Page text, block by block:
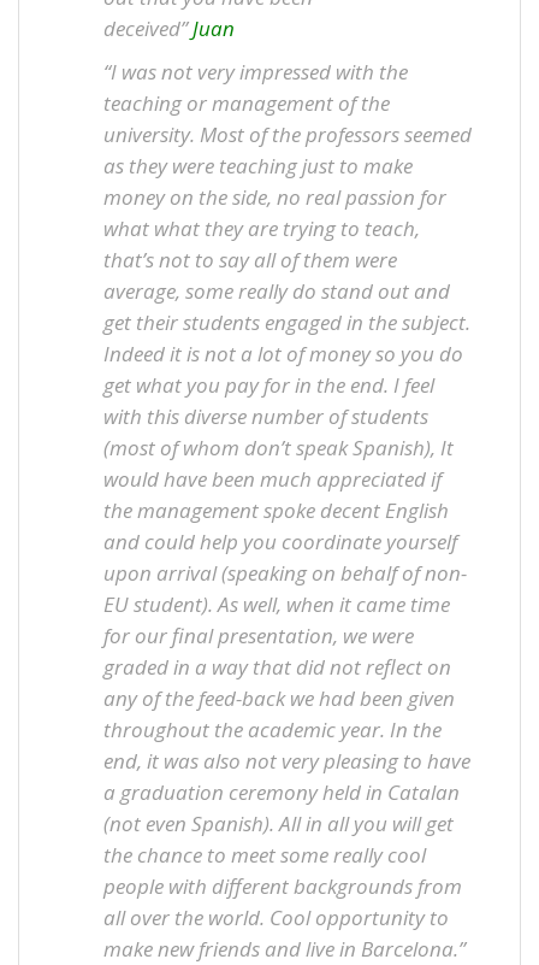
deceived”Juan
“I was not very impressed with the
teaching or management of the
university. Most of the professors seemed
as they were teaching just to make
money on the side, no real passion for
what what they are trying to teach,
that’s not to say all of them were
average, some really do stand out and
get their students engaged in the subject.
Indeed it is not a lot of money so you do
get what you pay for in the end. I feel
with this diverse number of students
(most of whom don’t speak Spanish), It
would have been much appreciated if
the management spoke decent English
and could help you coordinate yourself
upon arrival (speaking on behalf of non-
EU student). As well, when it came time
for our final presentation, we were
graded in a way that did not reflect on
any of the feed-back we had been given
throughout the academic year. In the
end, it was also not very pleasing to have
a graduation ceremony held in Catalan
(not even Spanish). All in all you will get
the chance to meet some really cool
people with different backgrounds from
all over the world. Cool opportunity to
make new friends and live in Barcelona.”